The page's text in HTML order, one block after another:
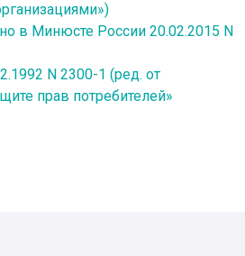
в Минюсте России 20.02.2015 N
N 2300-1 (ред. от
прав потребителей»